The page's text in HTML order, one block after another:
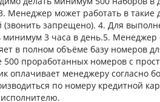
Менеджер может работать в такие
запрещено). 4. Для
минимум 3 часа в день.5.
в полном объёме базу номеров
500 проработанных номеров с
оплачивает менеджеру согласно
по номеру кредитной